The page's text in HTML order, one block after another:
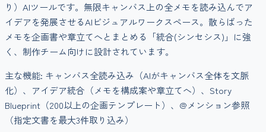
り） AIツールです。 無限キャンバス上の全メモを読み込んでア
イデアを発展させるAIビジュアルワークスペース。散らばった
メモを企画書や章立てへとまとめる「統合(シンセシス)」に強
く、制作チーム向けに設計されています。
主な機能: キャンバス全読み込み（AIがキャンバス全体を文脈
化）、アイデア統合（メモを構成案や章立てへ）、Story
Blueprint（200以上の企画テンプレート）、@メンション参照
（指定文書を最大3件取り込み）